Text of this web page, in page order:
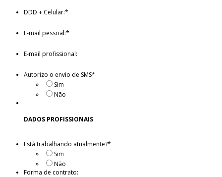
DDD + Celular:*
E-mail pessoal:*
E-mail profissional:
Autorizo o envio de SMS*
Sim
Não
DADOS PROFISSIONAIS
Está trabalhando atualmente?*
Sim
Não
Forma de contrato: